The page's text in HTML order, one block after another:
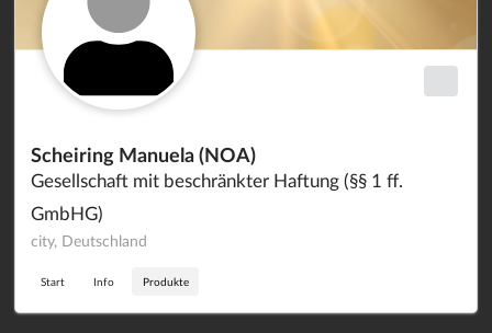
Scheiring Manuela (NOA)
Gesellschaft mit beschränkter Haftung (§§ 1 ff.
GmbHG)
city, Deutschland
Start Info Produkte